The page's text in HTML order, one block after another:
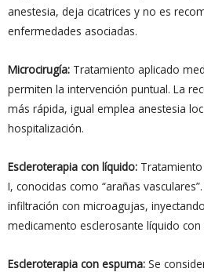
anestesia, deja cicatrices y no es
enfermedades asociadas.
Microcirugía: Tratamiento aplicado
permiten la intervención puntual. La
más rápida, igual emplea anestesia
hospitalización.
Escleroterapia con líquido:
I, conocidas como “arañas
infiltración con microagujas,
medicamento esclerosante líquido con
Escleroterapia con espuma: Se